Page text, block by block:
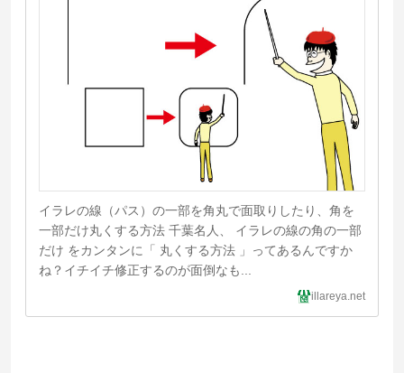
イラレの線（パス）の一部を角丸で面取りしたり、角を
一部だけ丸くする方法 千葉名人、 イラレの線の角の一部
だけ をカンタンに「 丸くする方法 」ってあるんですか
ね？イチイチ修正するのが面倒なも...
illareya.net